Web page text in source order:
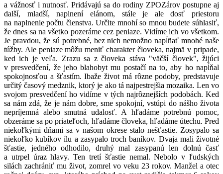
a vážnosť i nutnosť. Pridávajú sa do rodiny ZPOZárov postupne aj
další, mladší, naplnení elánom, stále je ale dosť priestoru
na naplnenie počtu členstva. Určite mnohí so mnou budete súhlasiť,
že dnes sa na všetko pozeráme cez peniaze. Vidíme ich vo všetkom.
Je pravdou, že sú potrebné, bez nich nemožno napĺñať mnohé naše
túžby. Ale peniaze môžu meniť charakter človeka, najmä v pripade,
ked ich je veľa. Zrazu sa z človeka stáva "väčší človek", žijúci
v presvedčení, že jeho blahobyt mu postačí na to, aby ho napĺňal
spokojnosťou a šťastím. Ibaže život má rôzne podoby, predstavuje
určitý časový medznik, ktorý je ako tá najpestrejšia mozaika. Len vo
svojom presvedčení ho vidíme v tých najrôznejších podobách. Ked
sa nám zdá, že je nám dobre, sme spokojní, vstúpi do nášho života
nepríjemná alebo smutná udalosť. A hľadáme potrebnú pomoc,
obzeráme sa po priateľoch, hľadáme človeka, hľadáme útechu. Pred
niekoľkými dňami sa v našom okrese stalo nešťastie. Zosypalo sa
niekoľko kubíkov ílu a zasypalo troch baníkov. Dvaja mali životné
šťastie, jedného odhodilo, druhý mal zasypanú len dolnú časť
a utrpel úraz hlavy. Ten tretí šťastie nemal. Nebolo v ľudských
silách zachrániť mu život, zomrel vo veku 23 rokov. Manžel a otec